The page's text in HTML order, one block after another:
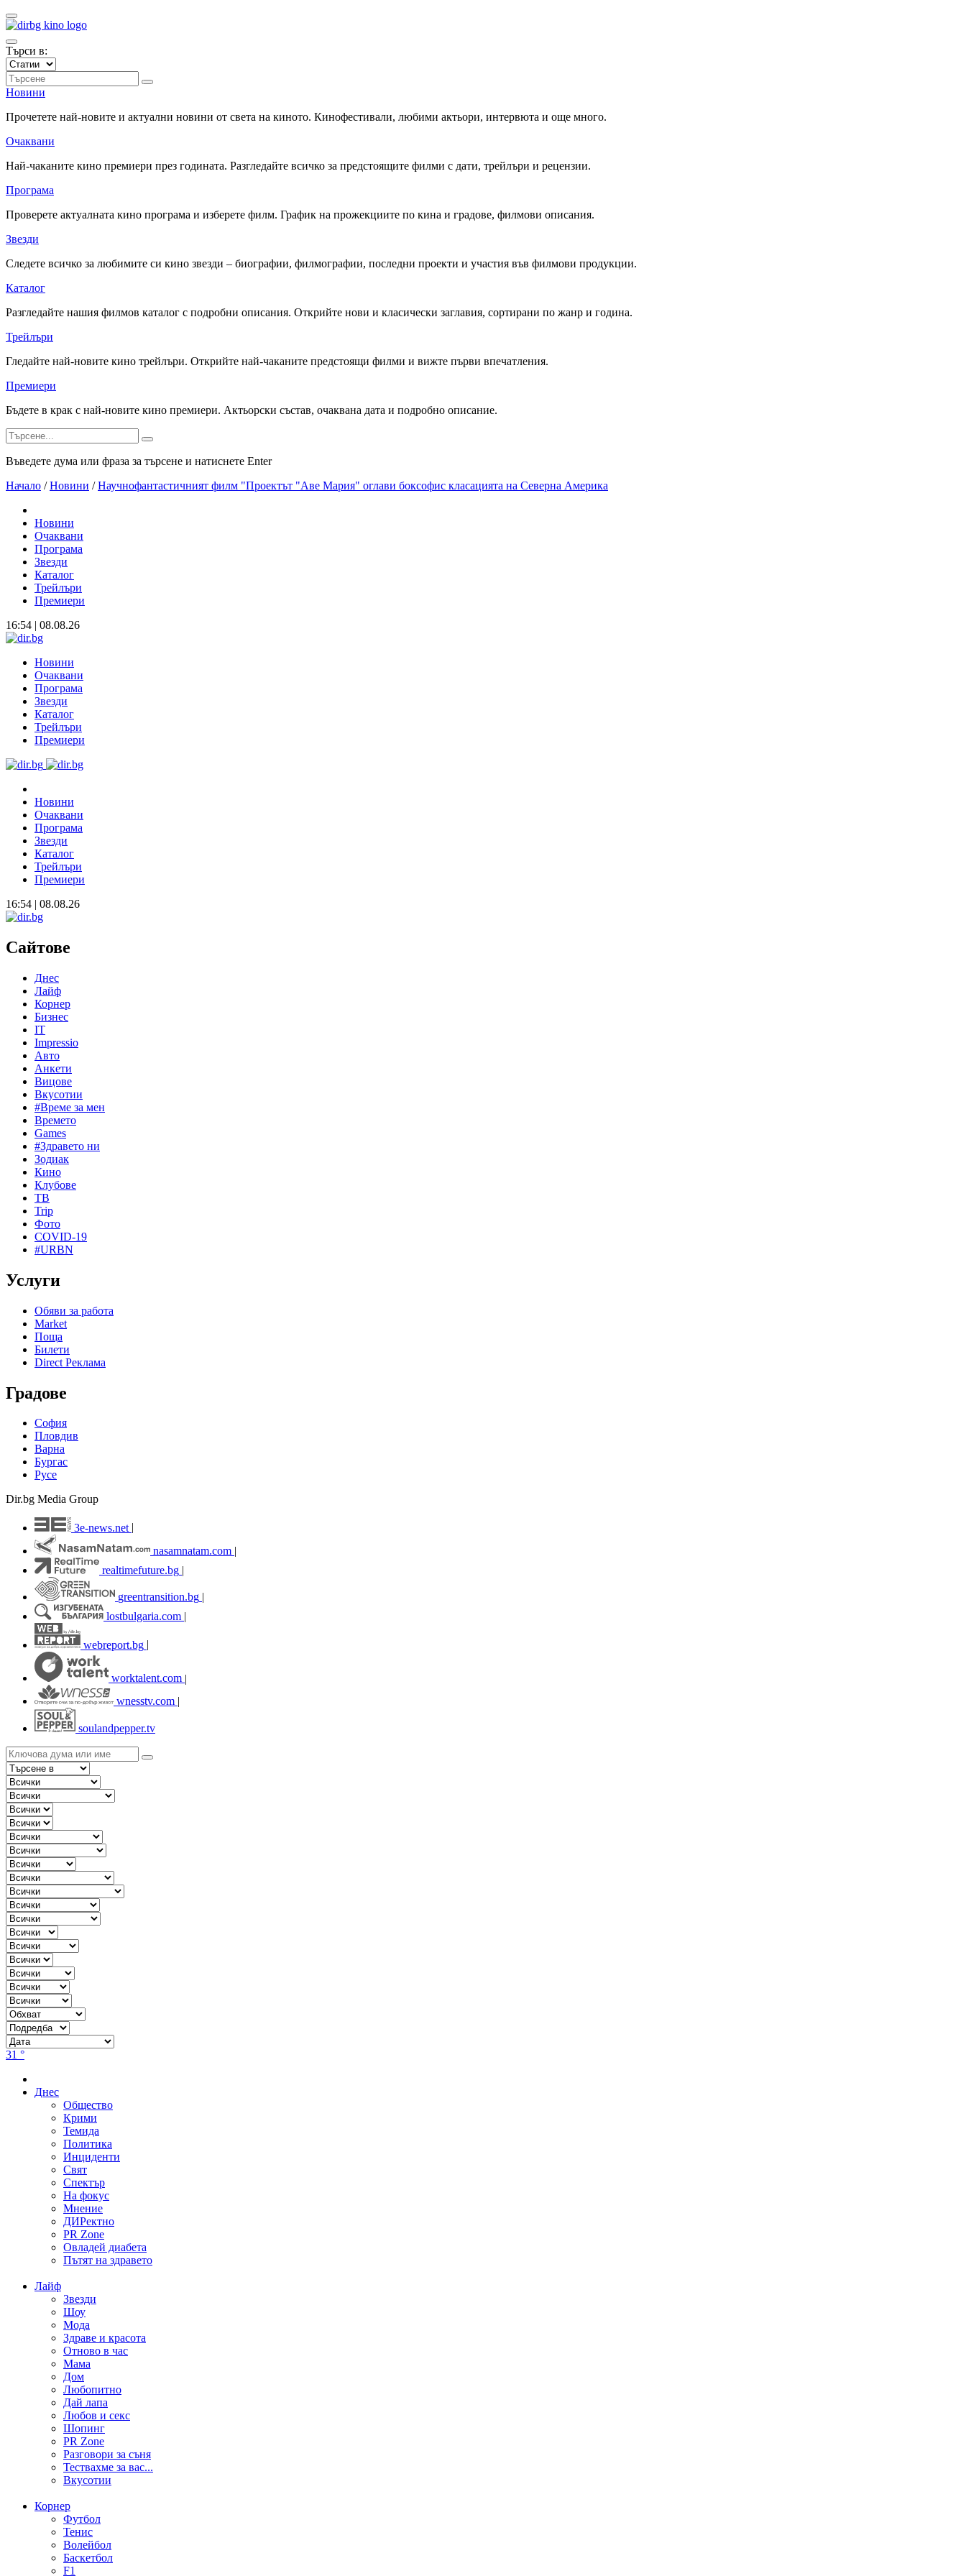
Търси в:
Новини
Прочетете най-новите и актуални новини от света на киното. Кинофестивали, любими актьори, интервюта и още много.
Очаквани
Най-чаканите кино премиери през годината. Разгледайте всичко за предстоящите филми с дати, трейлъри и рецензии.
Програма
Проверете актуалната кино програма и изберете филм. График на прожекциите по кина и градове, филмови описания.
Звезди
Следете всичко за любимите си кино звезди – биографии, филмографии, последни проекти и участия във филмови продукции.
Каталог
Разгледайте нашия филмов каталог с подробни описания. Открийте нови и класически заглавия, сортирани по жанр и година.
Трейлъри
Гледайте най-новите кино трейлъри. Открийте най-чаканите предстоящи филми и вижте първи впечатления.
Премиери
Бъдете в крак с най-новите кино премиери. Актьорски състав, очаквана дата и подробно описание.
Въведете дума или фраза за търсене и натиснете Enter
Начало / Новини / Научнофантастичният филм "Проектът "Аве Мария" оглави боксофис класацията на Северна Америка
Новини
Очаквани
Програма
Звезди
Каталог
Трейлъри
Премиери
16:54 | 08.08.26
Новини
Очаквани
Програма
Звезди
Каталог
Трейлъри
Премиери
Новини
Очаквани
Програма
Звезди
Каталог
Трейлъри
Премиери
16:54 | 08.08.26
Сайтове
Днес
Лайф
Корнер
Бизнес
IT
Impressio
Авто
Анкети
Вицове
Вкусотии
#Време за мен
Времето
Games
#Здравето ни
Зодиак
Кино
Клубове
ТВ
Trip
Фото
COVID-19
#URBN
Услуги
Обяви за работа
Market
Поща
Билети
Direct Реклама
Градове
София
Пловдив
Варна
Бургас
Русе
Dir.bg Media Group
3e-news.net
nasamnatam.com |
realtimefuture.bg |
greentransition.bg |
lostbulgaria.com |
webreport.bg
worktalent.com |
wnesstv.com |
soulandpepper.tv
31 °
Днес
Общество
Крими
Темида
Политика
Инциденти
Свят
Спектър
На фокус
Мнение
ДИРектно
PR Zone
Овладей диабета
Пътят на здравето
Лайф
Звезди
Шоу
Мода
Здраве и красота
Отново в час
Мама
Дом
Любопитно
Дай лапа
Любов и секс
Шопинг
PR Zone
Разговори за съня
Тествахме за вас...
Вкусотии
Корнер
Футбол
Тенис
Волейбол
Баскетбол
F1